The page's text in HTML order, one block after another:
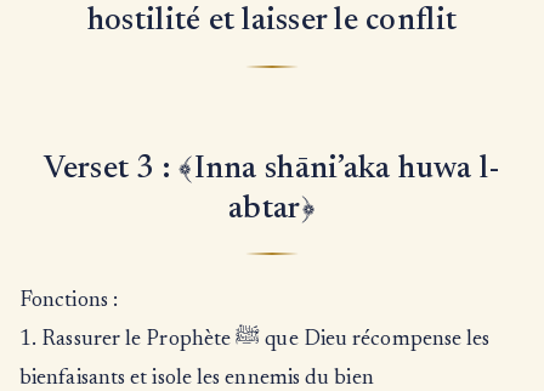
hostilité et laisser le conflit
Verset 3 : ﴾Inna shāni’aka huwa l-
abtar﴿
Fonctions :
1. Rassurer le Prophète ﷺ que Dieu récompense les
bienfaisants et isole les ennemis du bien